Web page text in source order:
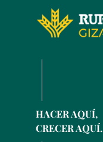
HACER AQUÍ,
CRECER AQUÍ.